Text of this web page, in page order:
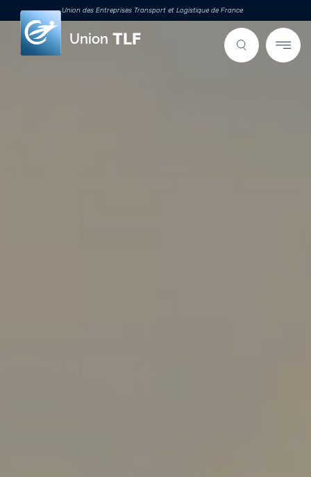
Union des Entreprises Transport et Logistique de France
Union